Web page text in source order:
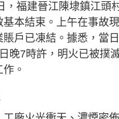
，福建晉江陳埭鎮江頭
基本結束。上午在事故
戶已凍結。據悉，當
晚7時許，明火已被撲
。